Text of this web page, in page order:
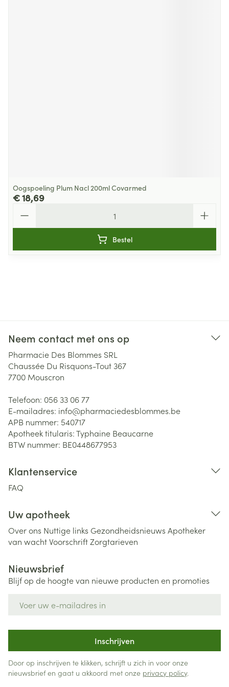
Oogspoeling Plum Nacl 200ml Covarmed
€ 18,69
Bestel
Neem contact met ons op
Pharmacie Des Blommes SRL
Chaussée Du Risquons-Tout 367
7700 Mouscron
Telefoon: 056 33 06 77
E-mailadres: info@pharmaciedesblommes.be
APB nummer: 540717
Apotheek titularis:Typhaine Beaucarne
BTW nummer: BE0448677953
Klantenservice
FAQ
Uw apotheek
Over ons Nuttige links Gezondheidsnieuws Apotheker
van wachtVoorschriftZorgtarieven
Nieuwsbrief
Blijf op de hoogte van nieuwe producten en promoties
Inschrijven
Door op inschrijven te klikken, schrijft u zich in voor onze
nieuwsbrief en gaat u akkoord met onze privacy policy.